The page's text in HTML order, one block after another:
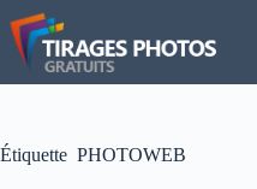
Passer
au
contenu
Étiquette PHOTOWEB